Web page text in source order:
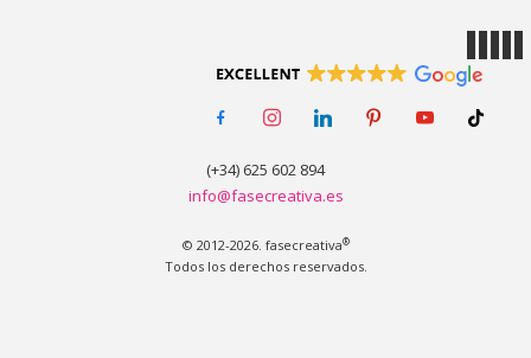
facebook-instagramlinkedin pinterestyoutube tiktok
(+34) 625 602 894
info@fasecreativa.es
© 2012-2026. fasecreativa®
Todos los derechos reservados.